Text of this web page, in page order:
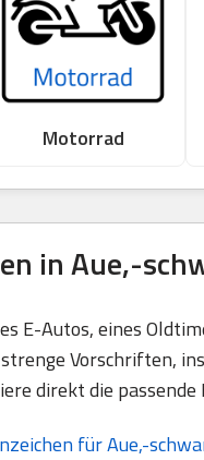
Motorrad
in Aue,-
E-Autos, eines
Vorschriften,
direkt die
für Aue,-